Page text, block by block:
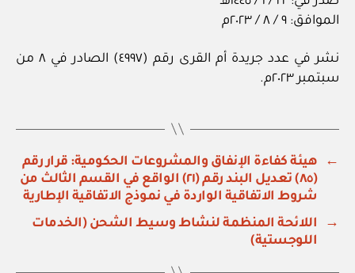
الموافق: ٩ / ٨ / ٢٠٢٣م
نشر في عدد جريدة أم القرى رقم (٤٩٩٧) الصادر في ٨ من
سبتمبر ٢٠٢٣م.
←
هيئة كفاءة الإنفاق والمشروعات الحكومية: قرار رقم
(٨٥) تعديل البند رقم (٢١) الواقع في القسم الثالث من
شروط الاتفاقية الواردة في نموذج الاتفاقية الإطارية
→
اللائحة المنظمة لنشاط وسيط الشحن (الخدمات
اللوجستية)